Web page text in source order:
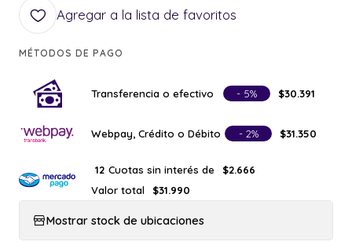
Agregar a la lista de favoritos
MÉTODOS DE PAGO
Transferencia o efectivo - 5% $30.391
Webpay, Crédito o Débito - 2% $31.350
12 Cuotas sin interés de
$2.666
Valor total
$31.990
Mostrar stock de ubicaciones